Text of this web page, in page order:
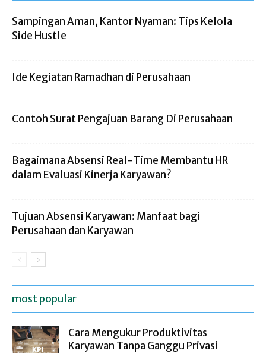
Sampingan Aman, Kantor Nyaman: Tips Kelola
Side Hustle
Ide Kegiatan Ramadhan di Perusahaan
Contoh Surat Pengajuan Barang Di Perusahaan
Bagaimana Absensi Real-Time Membantu HR
dalam Evaluasi Kinerja Karyawan?
Tujuan Absensi Karyawan: Manfaat bagi
Perusahaan dan Karyawan
most popular
Cara Mengukur Produktivitas
Karyawan Tanpa Ganggu Privasi